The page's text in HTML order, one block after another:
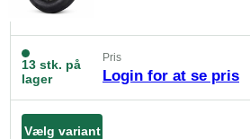
13 stk. på
lager
Pris
Login for at se pris
Vælg variant